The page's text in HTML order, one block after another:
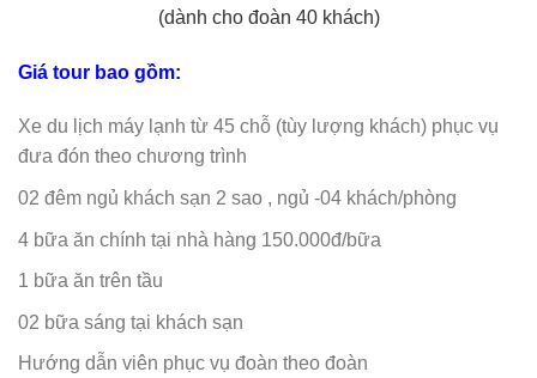
(dành cho đoàn 40 khách)
Giá tour bao gồm:
Xe du lịch máy lạnh từ 45 chỗ (tùy lượng khách) phục vụ
đưa đón theo chương trình
02 đêm ngủ khách sạn 2 sao , ngủ -04 khách/phòng
4 bữa ăn chính tại nhà hàng 150.000đ/bữa
1 bữa ăn trên tầu
02 bữa sáng tại khách sạn
Hướng dẫn viên phục vụ đoàn theo đoàn